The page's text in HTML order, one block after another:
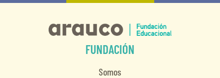
FUNDACIÓN
Somos